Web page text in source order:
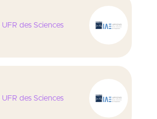
UFR des Sciences
UFR des Sciences